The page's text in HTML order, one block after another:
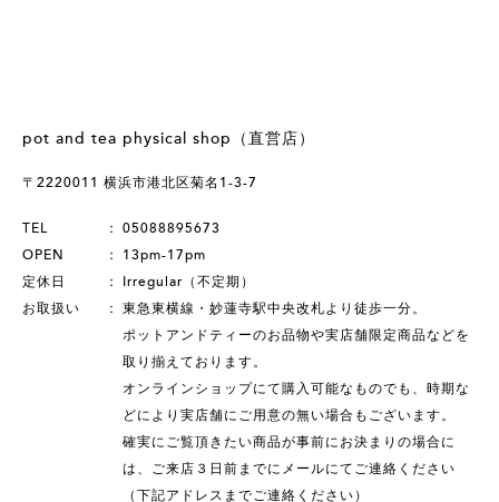
pot and tea physical shop（直営店）
〒2220011 横浜市港北区菊名1-3-7
TEL
05088895673
OPEN
13pm-17pm
定休日
Irregular（不定期）
お取扱い
東急東横線・妙蓮寺駅中央改札より徒歩一分。
ポットアンドティーのお品物や実店舗限定商品などを
取り揃えております。
オンラインショップにて購入可能なものでも、時期な
どにより実店舗にご用意の無い場合もございます。
確実にご覧頂きたい商品が事前にお決まりの場合に
は、ご来店３日前までにメールにてご連絡ください
（下記アドレスまでご連絡ください）